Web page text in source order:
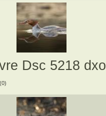
Dsc 5218 dxo
(0)